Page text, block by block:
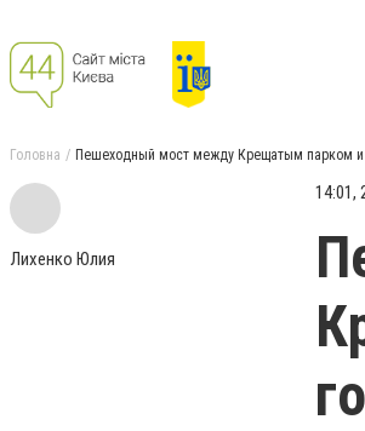
Головна Пешеходный мост между Крещатым парком
Лихенко Юлия
14:01,